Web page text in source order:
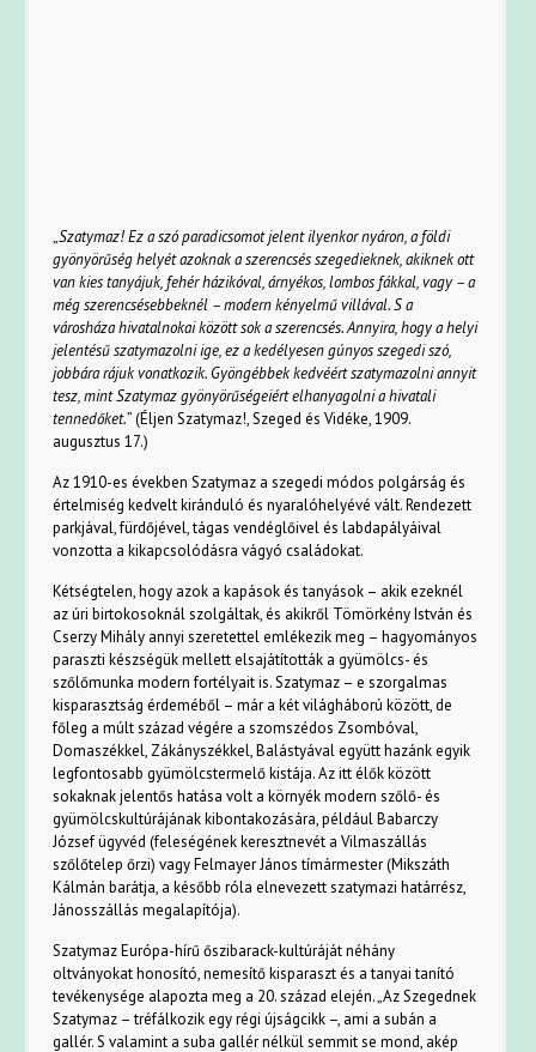
„Szatymaz! Ez a szó paradicsomot jelent ilyenkor nyáron, a földi
gyönyörűség helyét azoknak a szerencsés szegedieknek, akiknek ott
van kies tanyájuk, fehér házikóval, árnyékos, lombos fákkal, vagy – a
még szerencsésebbeknél – modern kényelmű villával. S a
városháza hivatalnokai között sok a szerencsés. Annyira, hogy a helyi
jelentésű szatymazolni ige, ez a kedélyesen gúnyos szegedi szó,
jobbára rájuk vonatkozik. Gyöngébbek kedvéért szatymazolni annyit
tesz, mint Szatymaz gyönyörűségeiért elhanyagolni a hivatali
tennedőket.” (Éljen Szatymaz!, Szeged és Vidéke, 1909.
augusztus 17.)
Az 1910-es években Szatymaz a szegedi módos polgárság és
értelmiség kedvelt kiránduló és nyaralóhelyévé vált. Rendezett
parkjával, fürdőjével, tágas vendéglőivel és labdapályáival
vonzotta a kikapcsolódásra vágyó családokat.
Kétségtelen, hogy azok a kapások és tanyások – akik ezeknél
az úri birtokosoknál szolgáltak, és akikről Tömörkény István és
Cserzy Mihály annyi szeretettel emlékezik meg – hagyományos
paraszti készségük mellett elsajátították a gyümölcs- és
szőlőmunka modern fortélyait is. Szatymaz – e szorgalmas
kisparasztság érdeméből – már a két világháború között, de
főleg a múlt század végére a szomszédos Zsombóval,
Domaszékkel, Zákányszékkel, Balástyával együtt hazánk egyik
legfontosabb gyümölcstermelő kistája. Az itt élők között
sokaknak jelentős hatása volt a környék modern szőlő- és
gyümölcskultúrájának kibontakozására, például Babarczy
József ügyvéd (feleségének keresztnevét a Vilmaszállás
szőlőtelep őrzi) vagy Felmayer János tímármester (Mikszáth
Kálmán barátja, a később róla elnevezett szatymazi határrész,
Jánosszállás megalapítója).
Szatymaz Európa-hírű őszibarack-kultúráját néhány
oltványokat honosító, nemesítő kisparaszt és a tanyai tanító
tevékenysége alapozta meg a 20. század elején. „Az Szegednek
Szatymaz – tréfálkozik egy régi újságcikk –, ami a subán a
gallér. S valamint a suba gallér nélkül semmit se mond, akép